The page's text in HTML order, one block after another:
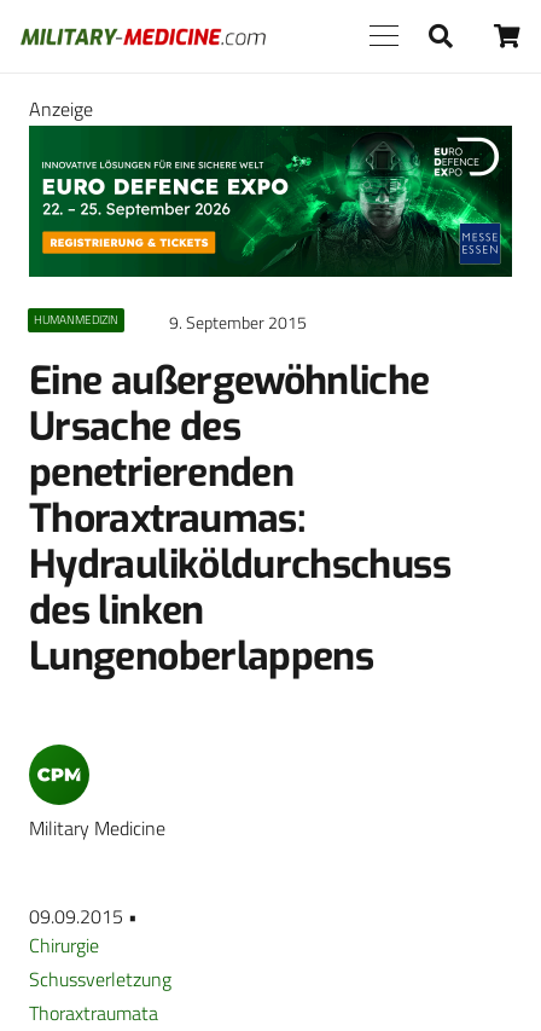
Anzeige
HUMANMEDIZIN 9. September 2015
Eine außergewöhnliche
Ursache des
penetrierenden
Thoraxtraumas:
Hydrauliköldurchschuss
des linken
Lungenoberlappens
Military Medicine
09.09.2015 •
Chirurgie
Schussverletzung
Thoraxtraumata